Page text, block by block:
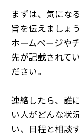
まずは、気にな
旨を伝えましょう
ホームページや
先が記載されて
ださい。
連絡したら、誰
い人がどんな状
い、日程と相談